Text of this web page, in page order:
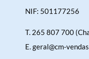
NIF: 501177256
T. 265 807 700
E.geral@cm-